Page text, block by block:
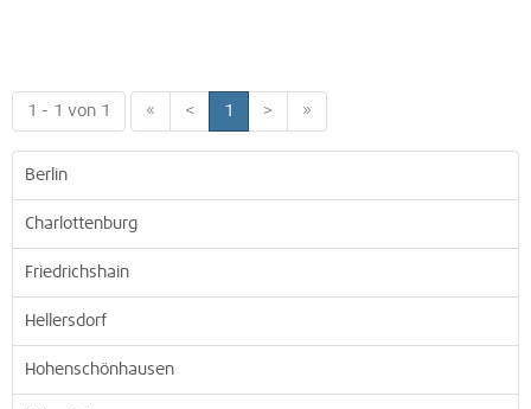
1 - 1 von 1 « < 1 > »
Berlin
Charlottenburg
Friedrichshain
Hellersdorf
Hohenschönhausen